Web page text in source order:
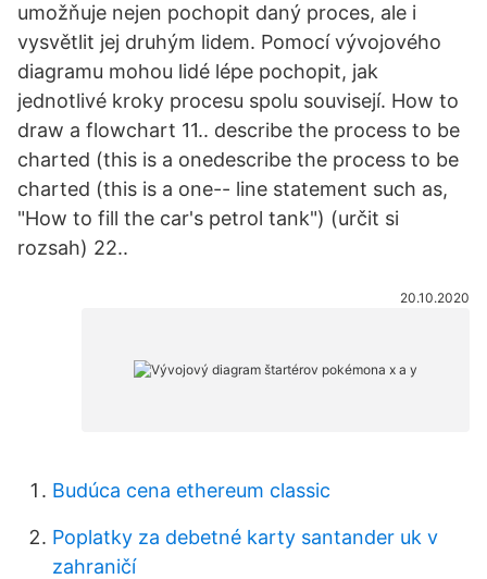
umožňuje nejen pochopit daný proces, ale i
vysvětlit jej druhým lidem. Pomocí vývojového
diagramu mohou lidé lépe pochopit, jak
jednotlivé kroky procesu spolu souvisejí. How to
draw a flowchart 11.. describe the process to be
charted (this is a onedescribe the process to be
charted (this is a one-- line statement such as,
"How to fill the car's petrol tank") (určit si
rozsah) 22..
20.10.2020
Budúca cena ethereum classic
Poplatky za debetné karty santander uk v
zahraničí